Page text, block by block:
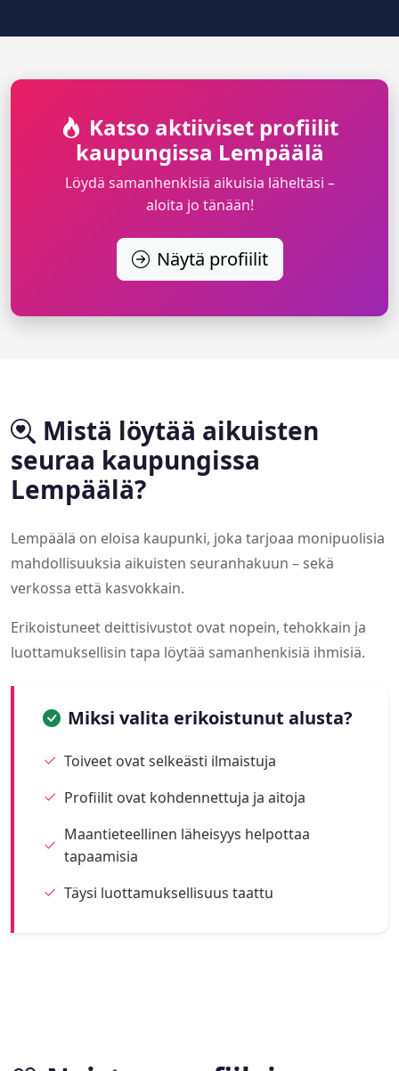
Katso aktiiviset profiilit
kaupungissa Lempäälä
Löydä samanhenkisiä aikuisia läheltäsi –
aloita jo tänään!
Näytä profiilit
Mistä löytää aikuisten
seuraa kaupungissa
Lempäälä?
Lempäälä on eloisa kaupunki, joka tarjoaa monipuolisia
mahdollisuuksia aikuisten seuranhakuun – sekä
verkossa että kasvokkain.
Erikoistuneet deittisivustot ovat nopein, tehokkain ja
luottamuksellisin tapa löytää samanhenkisiä ihmisiä.
Miksi valita erikoistunut alusta?
Toiveet ovat selkeästi ilmaistuja
Profiilit ovat kohdennettuja ja aitoja
Maantieteellinen läheisyys helpottaa
tapaamisia
Täysi luottamuksellisuus taattu